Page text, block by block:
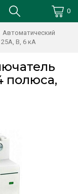
0
Автоматический
В, 6 кА
полюса,